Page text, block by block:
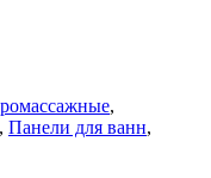
,
, Панели для ванн,